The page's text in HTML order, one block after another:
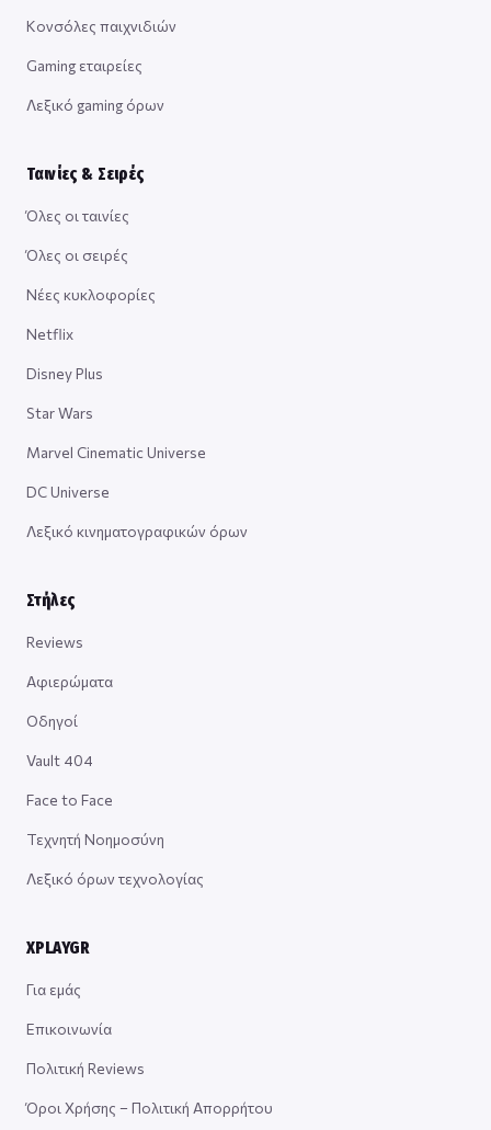
Κονσόλες παιχνιδιών
Gaming εταιρείες
Λεξικό gaming όρων
Ταινίες & Σειρές
Όλες οι ταινίες
Όλες οι σειρές
Νέες κυκλοφορίες
Netflix
Disney Plus
Star Wars
Marvel Cinematic Universe
DC Universe
Λεξικό κινηματογραφικών όρων
Στήλες
Reviews
Αφιερώματα
Οδηγοί
Vault 404
Face to Face
Τεχνητή Νοημοσύνη
Λεξικό όρων τεχνολογίας
XPLAYGR
Για εμάς
Επικοινωνία
Πολιτική Reviews
Όροι Χρήσης – Πολιτική Απορρήτου